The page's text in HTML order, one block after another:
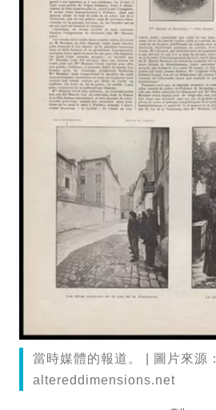
當時媒體的報道。 | 圖片來源：
altereddimensions.net